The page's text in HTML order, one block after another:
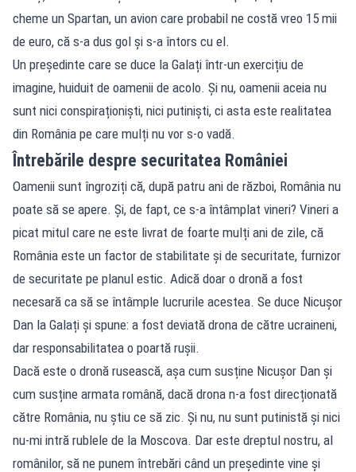
cheme un Spartan, un avion care probabil ne costă vreo 15 mii
de euro, că s-a dus gol și s-a întors cu el.
Un președinte care se duce la Galați într-un exercițiu de
imagine, huiduit de oamenii de acolo. Și nu, oamenii aceia nu
sunt nici conspiraționiști, nici putiniști, ci asta este realitatea
din România pe care mulți nu vor s-o vadă.
Întrebările despre securitatea României
Oamenii sunt îngroziți că, după patru ani de război, România nu
poate să se apere. Și, de fapt, ce s-a întâmplat vineri? Vineri a
picat mitul care ne este livrat de foarte mulți ani de zile, că
România este un factor de stabilitate și de securitate, furnizor
de securitate pe planul estic. Adică doar o dronă a fost
necesară ca să se întâmple lucrurile acestea. Se duce Nicușor
Dan la Galați și spune: a fost deviată drona de către ucraineni,
dar responsabilitatea o poartă rușii.
Dacă este o dronă rusească, așa cum susține Nicușor Dan și
cum susține armata română, dacă drona n-a fost direcționată
către România, nu știu ce să zic. Și nu, nu sunt putinistă și nici
nu-mi intră rublele de la Moscova. Dar este dreptul nostru, al
românilor, să ne punem întrebări când un președinte vine și